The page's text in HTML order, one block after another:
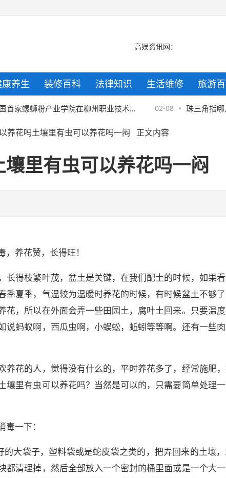
高娱资讯网：
养生 装修百科 法律知识 生活维修 旅游
家螺蛳粉产业学院在柳州职业技术学 02-08 珠三角指哪
养花吗土壤里有虫可以养花吗一闷 正文内容
里有虫可以养花吗一闷
养花赞，长得旺！
长得枝繁叶茂，盆土是关键，在我们配土的时候，如果
季夏季，气温较为温暖时养花的时候，有时候盆土不够
花，所以在外面会弄一些田园土，腐叶土回来。只要温
说蚂蚁啊，西瓜虫啊，小蜈蚣，蚯蚓等等啊。还有一些
养花的人，觉得没有什么的，平时养花多了，经常施肥
壤里有虫可以养花吗？当然是可以的，只需要简单处理
一下：
大袋子，塑料袋或是蛇皮袋之类的，把弄回来的土壤
都清理掉，然后全部放入一个密封的桶里面或是一个大